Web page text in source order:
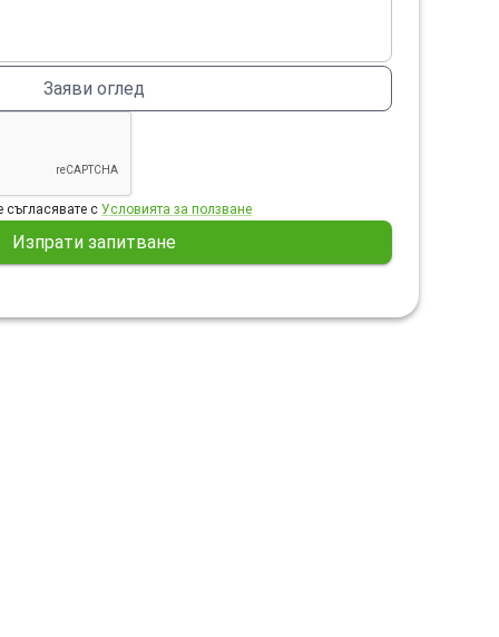
Заяви оглед
с Условията за ползване
Изпрати запитване